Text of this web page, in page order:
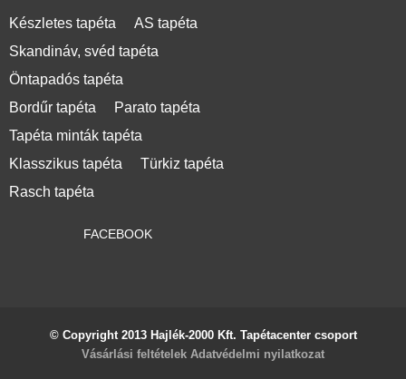
Készletes tapéta
AS tapéta
Skandináv, svéd tapéta
Öntapadós tapéta
Bordűr tapéta
Parato tapéta
Tapéta minták tapéta
Klasszikus tapéta
Türkiz tapéta
Rasch tapéta
FACEBOOK
© Copyright 2013 Hajlék-2000 Kft. Tapétacenter csoport
Vásárlási feltételek Adatvédelmi nyilatkozat